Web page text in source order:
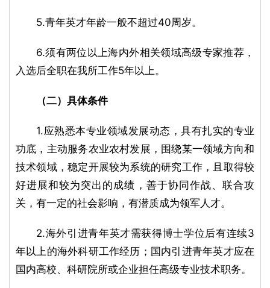
5.青年英才年龄一般不超过40周岁。
6.须有两位以上海内外相关领域高级专家推荐，
入选后全职在我所工作5年以上。
（二）具体条件
1.应熟悉本专业领域发展动态，具有扎实的专业
功底，主动服务农业农村发展，围绕某一领域方向和
技术领域，稳定开展较为系统的研究工作，且取得较
好进展和较为突出的成绩，善于协同作战、联合攻
关，有一定的社会影响，有潜质成为领军人才。
2.海外引进青年英才需获得博士学位后有连续3
年以上的海外科研工作经历；国内引进青年英才应在
国内高校、科研院所或企业担任高级专业技术职务。